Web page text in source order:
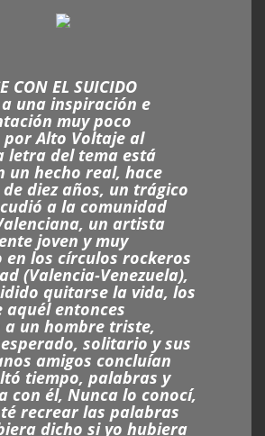
CON EL SUICIDO
una inspiración e
muy poco
Alto Voltaje al
letra del tema está
un hecho real, hace
diez años, un trágico
a la comunidad
un artista
joven y muy
en los círculos rockeros
(Valencia-Venezuela),
quitarse la vida, los
aquél entonces
a un hombre triste,
solitario y sus
amigos concluían
tiempo, palabras y
con él, Nunca lo conocí,
recrear las palabras
dicho si yo hubiera